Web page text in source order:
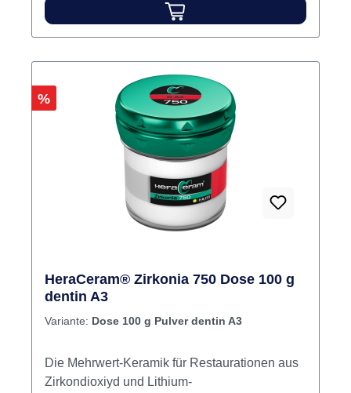
abgestimmt. Inhalt 2 ml Paste
Rabatt
%
HeraCeram® Zirkonia 750 Dose 100 g
dentin A3
Variante: Dose 100 g Pulver dentin A3
Die Mehrwert-Keramik für Restaurationen aus
Zirkondioxiyd und Lithium-